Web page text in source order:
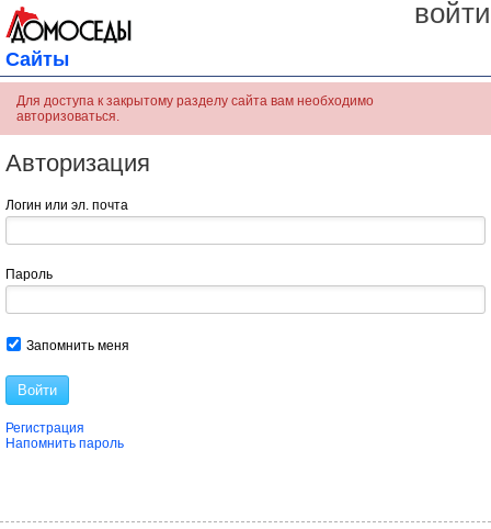
войти
Сайты
Для доступа к закрытому разделу сайта вам необходимо
авторизоваться.
Авторизация
Логин или эл. почта
Пароль
Запомнить меня
Войти
Регистрация
Напомнить пароль